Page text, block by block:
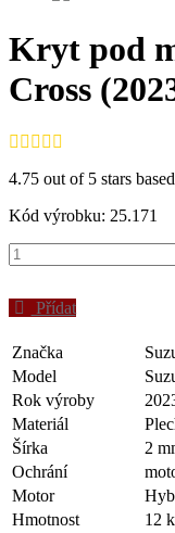
Kryt pod
Cross
4.75 out of 5 stars
Kód výrobku: 25.171
Přídat
Značka
Model
Rok výroby
Materiál
Šírka
2
Ochrání
Motor
Hmotnost
12